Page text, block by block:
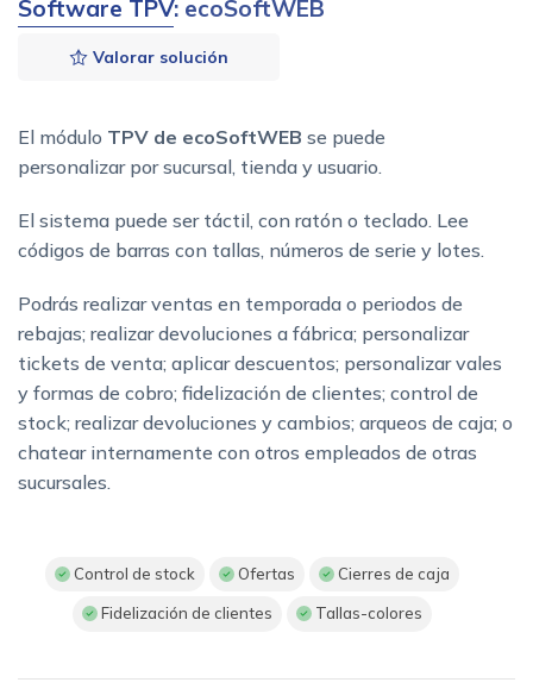
Software TPV: ecoSoftWEB
Valorar solución
El módulo TPV de ecoSoftWEB se puede
personalizar por sucursal, tienda y usuario.
El sistema puede ser táctil, con ratón o teclado. Lee
códigos de barras con tallas, números de serie y lotes.
Podrás realizar ventas en temporada o periodos de
rebajas; realizar devoluciones a fábrica; personalizar
tickets de venta; aplicar descuentos; personalizar vales
y formas de cobro; fidelización de clientes; control de
stock; realizar devoluciones y cambios; arqueos de caja; o
chatear internamente con otros empleados de otras
sucursales.
Control de stock Ofertas Cierres de caja
Fidelización de clientes Tallas-colores